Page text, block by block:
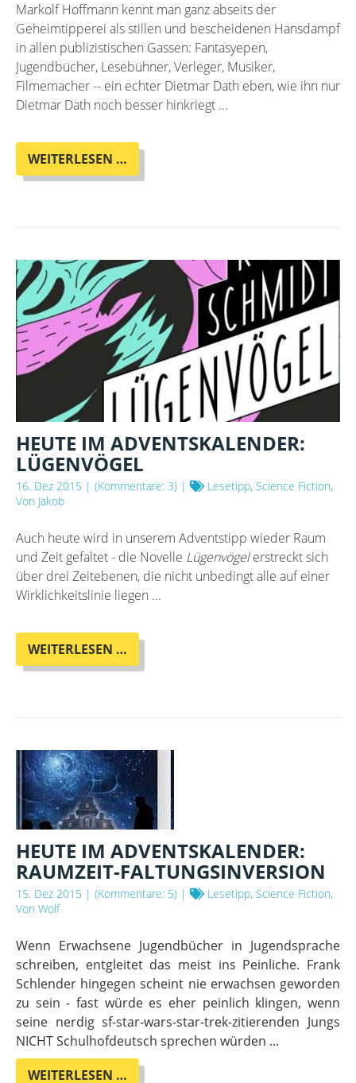
Markolf Hoffmann kennt man ganz abseits der
Geheimtipperei als stillen und bescheidenen Hansdampf
in allen publizistischen Gassen: Fantasyepen,
Jugendbücher, Lesebühner, Verleger, Musiker,
Filmemacher -- ein echter Dietmar Dath eben, wie ihn nur
Dietmar Dath noch besser hinkriegt ...
WEITERLESEN …
IM
HEUTE IM ADVENTSKALENDER:
LÜGENVÖGEL
16. Dez 2015 | (Kommentare: 3) |
Lesetipp, Science Fiction,
Von Jakob
Auch heute wird in unserem Adventstipp wieder Raum
und Zeit gefaltet - die Novelle Lügenvögelerstreckt sich
über drei Zeitebenen, die nicht unbedingt alle auf einer
Wirklichkeitslinie liegen ...
WEITERLESEN …
IM
HEUTE IM ADVENTSKALENDER:
RAUMZEIT-FALTUNGSINVERSION
15. Dez 2015 | (Kommentare: 5) |
Lesetipp, Science Fiction,
Von Wolf
Wenn Erwachsene Jugendbücher in Jugendsprache
schreiben, entgleitet das meist ins Peinliche. Frank
Schlender hingegen scheint nie erwachsen geworden
zu sein - fast würde es eher peinlich klingen, wenn
seine nerdig sf-star-wars-star-trek-zitierenden Jungs
NICHT Schulhofdeutsch sprechen würden ...
WEITERLESEN …